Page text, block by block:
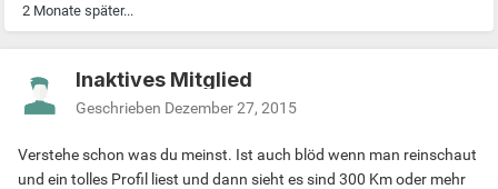
2 Monate später...
Inaktives Mitglied
Geschrieben Dezember 27, 2015
Verstehe schon was du meinst. Ist auch blöd wenn man reinschaut
und ein tolles Profil liest und dann sieht es sind 300 Km oder mehr